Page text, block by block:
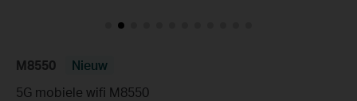
M8550
Nieuw
5G mobiele wifi M8550